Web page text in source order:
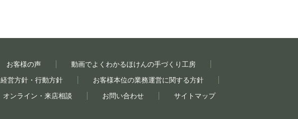
お客様の声
動画でよくわかるほけんの手づくり工房
経営方針・行動方針
お客様本位の業務運営に関する方針
オンライン・来店相談 お問い合わせ サイトマップ